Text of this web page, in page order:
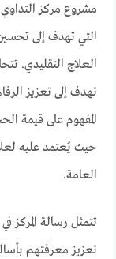
مشروع مركز التداوي
التي تهدف إلى
العلاج التقليدي.
تهدف إلى تعزيز
المفهوم على قيمة
حيث يُعتمد عليه
العامة.
تتمثل رسالة المركز
تعزيز معرفتهم